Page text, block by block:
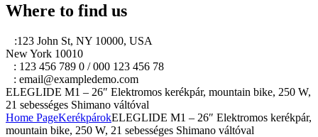
Where to find us
:123 John St, NY 10000, USA
New York 10010
: 123 456 789 0 / 000 123 456 78
: email@exampledemo.com
ELEGLIDE M1 – 26″ Elektromos kerékpár, mountain bike, 250 W,
21 sebességes Shimano váltóval
Home PageKerékpárokELEGLIDE M1 – 26″ Elektromos kerékpár,
mountain bike, 250 W, 21 sebességes Shimano váltóval